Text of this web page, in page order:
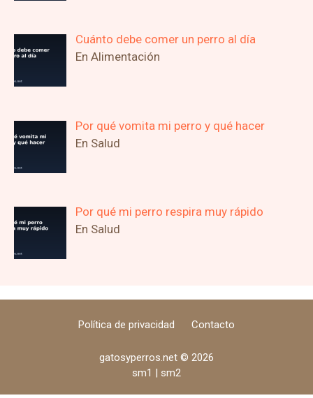
Cuánto debe comer un perro al día
En Alimentación
Por qué vomita mi perro y qué hacer
En Salud
Por qué mi perro respira muy rápido
En Salud
Política de privacidad Contacto
gatosyperros.net © 2026
sm1 | sm2